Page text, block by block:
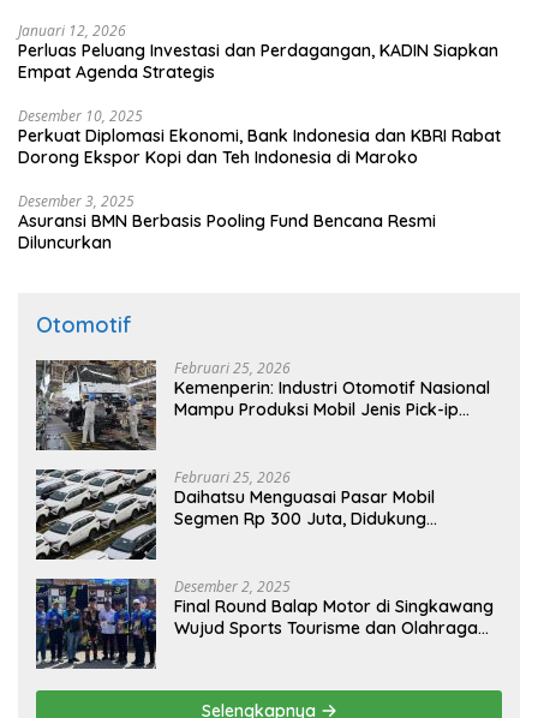
Januari 12, 2026
Perluas Peluang Investasi dan Perdagangan, KADIN Siapkan
Empat Agenda Strategis
Desember 10, 2025
Perkuat Diplomasi Ekonomi, Bank Indonesia dan KBRI Rabat
Dorong Ekspor Kopi dan Teh Indonesia di Maroko
Desember 3, 2025
Asuransi BMN Berbasis Pooling Fund Bencana Resmi
Diluncurkan
Otomotif
Februari 25, 2026
Kemenperin: Industri Otomotif Nasional
Mampu Produksi Mobil Jenis Pick-ip
Februari 25, 2026
Daihatsu Menguasai Pasar Mobil
Segmen Rp 300 Juta, Didukung
Desember 2, 2025
Final Round Balap Motor di Singkawang
Wujud Sports Tourisme dan Olahraga
Selengkapnya